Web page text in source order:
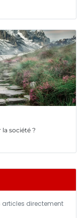
société ?
articles directement